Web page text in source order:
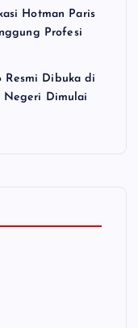
Hotman Paris
Profesi
Resmi Dibuka di
Negeri Dimulai